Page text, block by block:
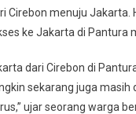
Cirebon menuju Jakarta.
ke Jakarta di Pantura
dari Cirebon di
sekarang juga
ujar seorang warga